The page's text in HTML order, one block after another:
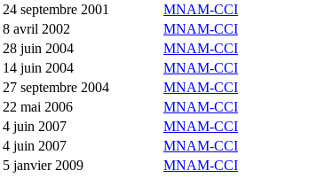
24 septembre 2001
MNAM-CCI
8 avril 2002
MNAM-CCI
28 juin 2004
MNAM-CCI
14 juin 2004
MNAM-CCI
27 septembre 2004
MNAM-CCI
22 mai 2006
MNAM-CCI
4 juin 2007
MNAM-CCI
4 juin 2007
MNAM-CCI
5 janvier 2009 MNAM-CCI